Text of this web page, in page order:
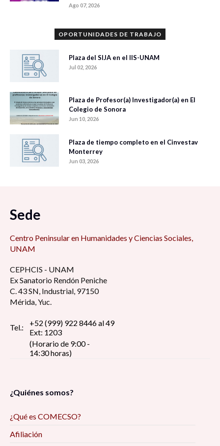
Ago 07, 2026
OPORTUNIDADES DE TRABAJO
Plaza del SIJA en el IIS-UNAM
Jul 02, 2026
Plaza de Profesor(a) Investigador(a) en El
Colegio de Sonora
Jun 10, 2026
Plaza de tiempo completo en el Cinvestav
Monterrey
Jun 03, 2026
Sede
Centro Peninsular en Humanidades y Ciencias Sociales,
UNAM
CEPHCIS - UNAM
Ex Sanatorio Rendón Peniche
C. 43 SN, Industrial, 97150
Mérida, Yuc.
Tel.:
+52 (999) 922 8446 al 49
Ext: 1203
(Horario de 9:00 -
14:30 horas)
¿Quiénes somos?
¿Qué es COMECSO?
Afiliación